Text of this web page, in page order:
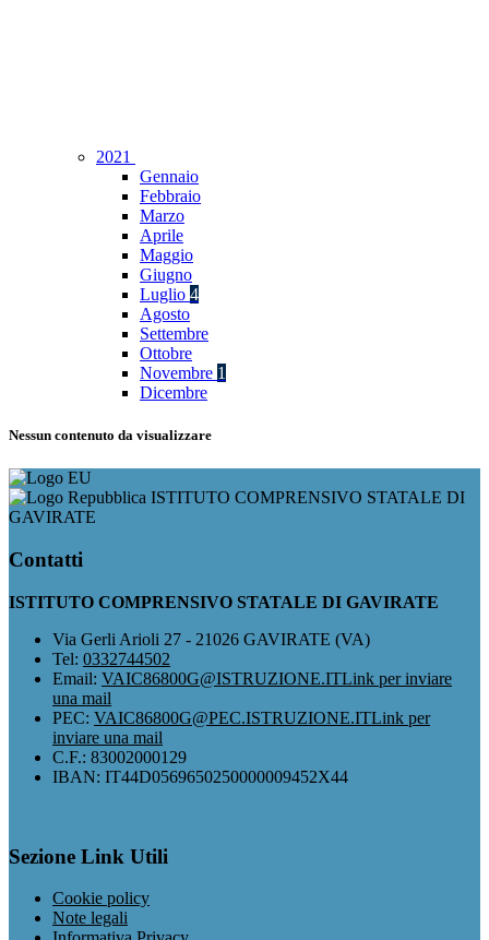
2021
Gennaio
Febbraio
Marzo
Aprile
Maggio
Giugno
Luglio 4
Agosto
Settembre
Ottobre
Novembre 1
Dicembre
Nessun contenuto da visualizzare
ISTITUTO COMPRENSIVO STATALE DI
GAVIRATE
Contatti
ISTITUTO COMPRENSIVO STATALE DI GAVIRATE
Via Gerli Arioli 27 - 21026 GAVIRATE (VA)
Tel: 0332744502
Email: VAIC86800G@ISTRUZIONE.ITLink per inviare
una mail
PEC: VAIC86800G@PEC.ISTRUZIONE.ITLink per
inviare una mail
C.F.: 83002000129
IBAN: IT44D0569650250000009452X44
Sezione Link Utili
Cookie policy
Note legali